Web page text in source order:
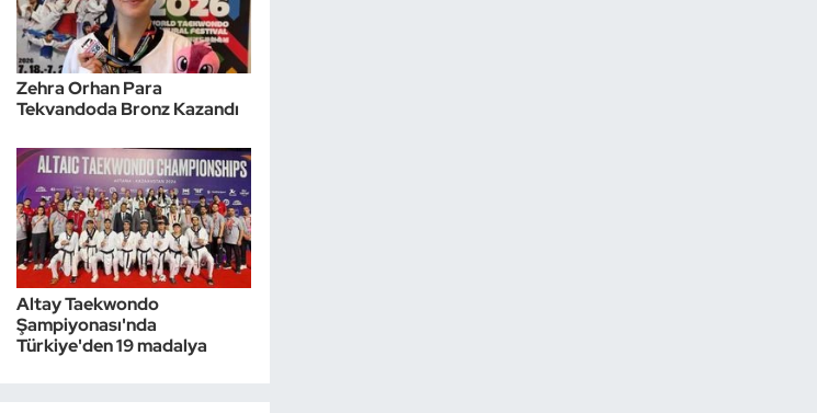
Zehra Orhan Para
Tekvandoda Bronz Kazandı
Altay Taekwondo
Şampiyonası'nda
Türkiye'den 19 madalya